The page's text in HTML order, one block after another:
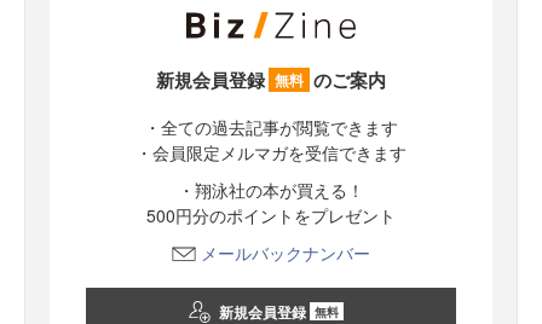
新規会員登録 無料 のご案内
・全ての過去記事が閲覧できます
・会員限定メルマガを受信できます
・翔泳社の本が買える！
500円分のポイントをプレゼント
メールバックナンバー
新規会員登録 無料